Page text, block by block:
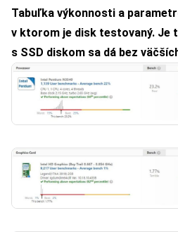
Tabuľka výkonnosti a
v ktorom je disk testovaný. Je
s SSD diskom sa dá bez